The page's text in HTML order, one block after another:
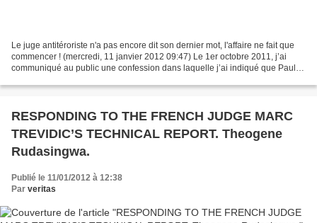
Le juge antitéroriste n'a pas encore dit son dernier mot, l'affaire ne fait que
commencer ! (mercredi, 11 janvier 2012 09:47) Le 1er octobre 2011, j’ai
communiqué au public une confession dans laquelle j’ai indiqué que Paul
RESPONDING TO THE FRENCH JUDGE MARC
TREVIDIC’S TECHNICAL REPORT. Theogene
Rudasingwa.
Publié le 11/01/2012 à 12:38
Par veritas